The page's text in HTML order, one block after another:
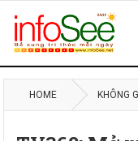
HOME KHÔNG